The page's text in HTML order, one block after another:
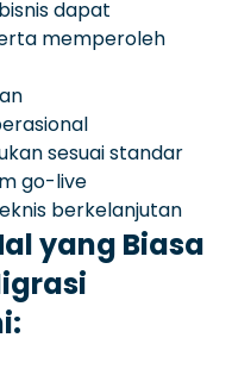
dapat
memperoleh
sesuai standar
go-live
berkelanjutan
yang Biasa